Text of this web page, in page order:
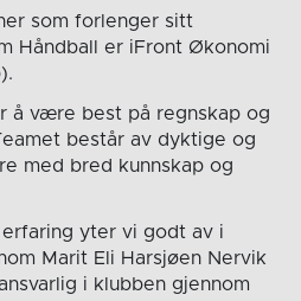
som forlenger sitt
Håndball er iFront Økonomi
å være best på regnskap og
består av dyktige og
med bred kunnskap og
yter vi godt av i
Marit Eli Harsjøen Nervik
i klubben gjennom